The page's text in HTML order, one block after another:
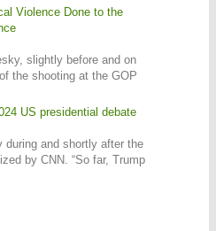
Violence Done to the
slightly before and on
the shooting at the GOP
US presidential debate
during and shortly after the
by CNN. “So far, Trump